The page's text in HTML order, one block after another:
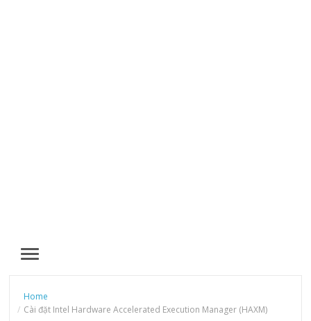
MENU
Home
Cài đặt Intel Hardware Accelerated Execution Manager (HAXM)